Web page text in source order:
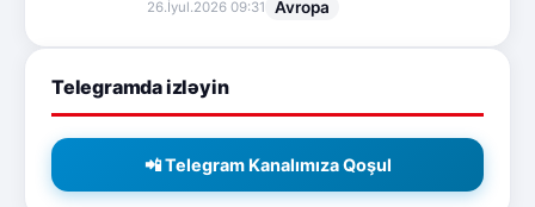
26.İyul.2026 09:31 Avropa
Telegramda izləyin
📲 Telegram Kanalımıza Qoşul